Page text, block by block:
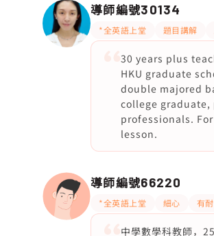
導師編號30134
*全英語上堂 題目講解
30 years plus
HKU graduate
double majored
college
professionals.
lesson.
導師編號66220
*全英語上堂 細心 有
中學數學科教師，